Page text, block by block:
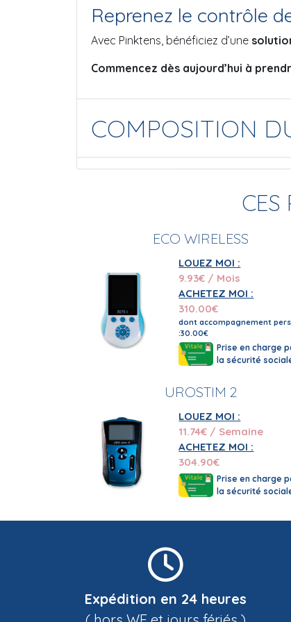
Reprenez le contrôle
Avec Pinktens, bénéficiez d’une
Commencez dès aujourd’hui à
COMPOSITION
CES
ECO WIRELESS
LOUEZ MOI :
9.93€ / Mois
ACHETEZ MOI :
310.00€
dont accompagnement
:30.00€
Prise en charge
la sécurité
UROSTIM 2
LOUEZ MOI :
11.74€ / Semaine
ACHETEZ MOI :
304.90€
Prise en charge
la sécurité
Expédition en 24 heures